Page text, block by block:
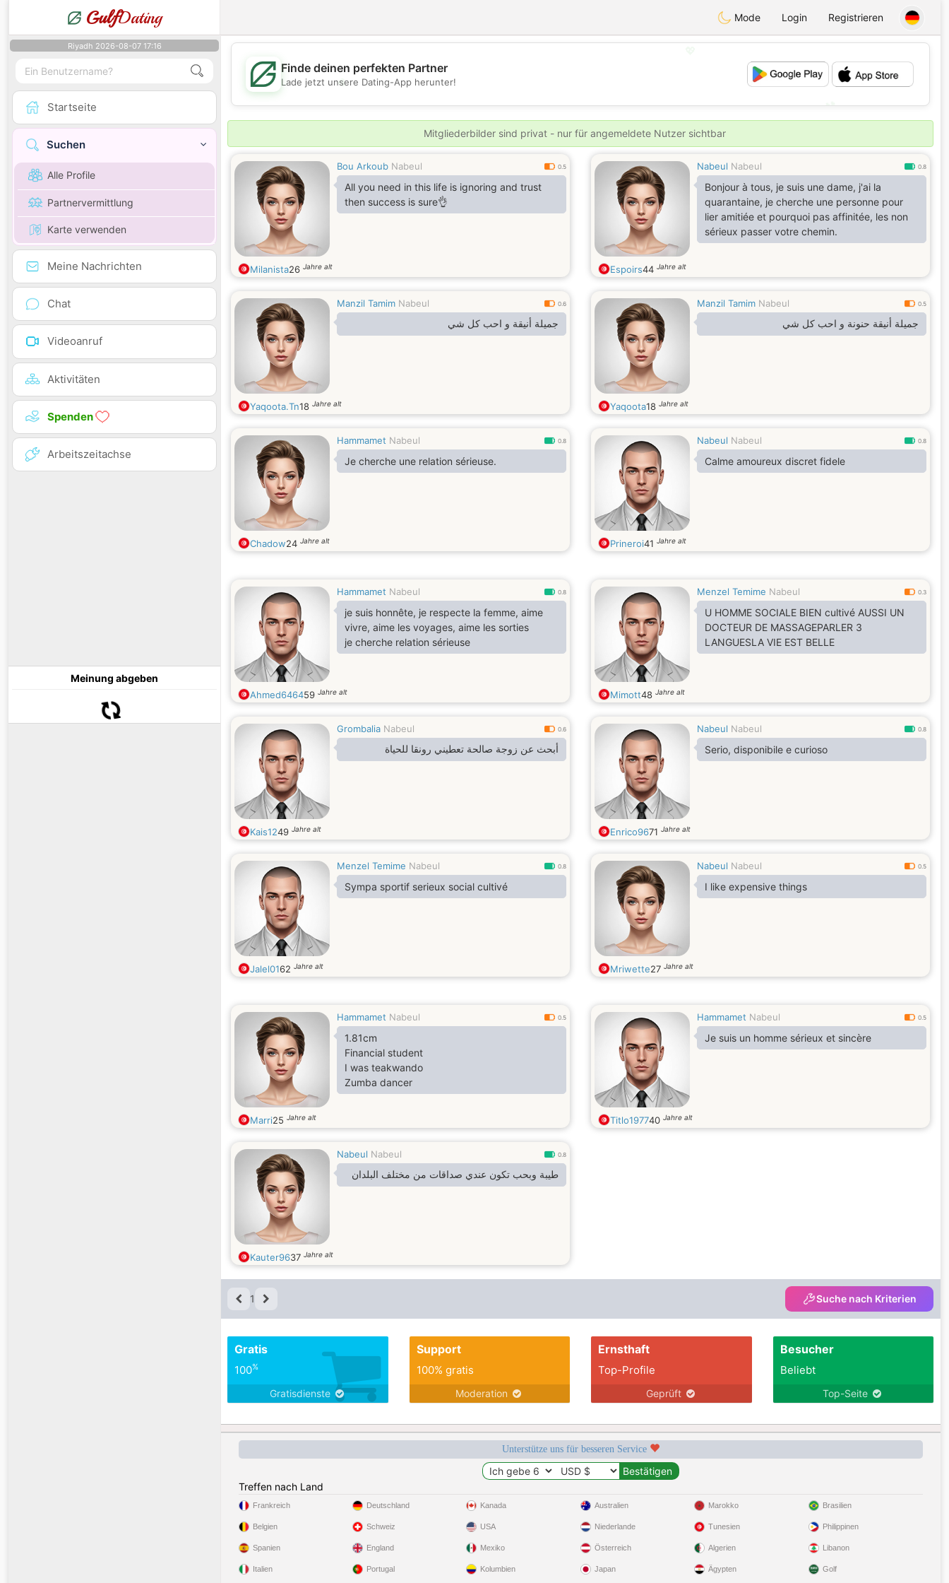
GulfDating Mode Login Registrieren
Riyadh 2026-08-07 17:16
Startseite
Suchen
Alle Profile
Partnervermittlung
Karte verwenden
Meine Nachrichten
Chat
Videoanruf
Aktivitäten
Spenden
Arbeitszeitachse
Meinung abgeben
💕
Finde deinen perfekten Partner
Lade jetzt unsere Dating-App herunter!
Mitgliederbilder sind privat - nur für angemeldete Nutzer sichtbar
Bou Arkoub Nabeul 0.5
All you need in this life is ignoring and trust
then success is sure👌
Milanista26 Jahre alt
Nabeul Nabeul 0.8
Bonjour à tous, je suis une dame, j'ai la
quarantaine, je cherche une personne pour
lier amitiée et pourquoi pas affinitée, les non
sérieux passer votre chemin.
Espoirs44 Jahre alt
Manzil Tamim Nabeul 0.6
جميلة أنيقة و احب كل شي
Yaqoota.Tn18 Jahre alt
Manzil Tamim Nabeul 0.5
جميلة أنيقة حنونة و احب كل شي
Yaqoota18 Jahre alt
Hammamet Nabeul 0.8
Je cherche une relation sérieuse.
Chadow24 Jahre alt
Nabeul Nabeul 0.8
Calme amoureux discret fidele
Prineroi41 Jahre alt
Hammamet Nabeul 0.8
je suis honnête, je respecte la femme, aime
vivre, aime les voyages, aime les sorties
je cherche relation sérieuse
Ahmed646459 Jahre alt
Menzel Temime Nabeul 0.3
U HOMME SOCIALE BIEN cultivé AUSSI UN
DOCTEUR DE MASSAGEPARLER 3
LANGUESLA VIE EST BELLE
Mimott48 Jahre alt
Grombalia Nabeul 0.6
أبحث عن زوجة صالحة تعطيني رونقا للحياة
Kais1249 Jahre alt
Nabeul Nabeul 0.8
Serio, disponibile e curioso
Enrico9671 Jahre alt
Menzel Temime Nabeul 0.8
Sympa sportif serieux social cultivé
Jalel0162 Jahre alt
Nabeul Nabeul 0.5
I like expensive things
Mriwette27 Jahre alt
Hammamet Nabeul 0.5
1.81cm
Financial student
I was teakwando
Zumba dancer
Marri25 Jahre alt
Hammamet Nabeul 0.5
Je suis un homme sérieux et sincère
Titlo197740 Jahre alt
Nabeul Nabeul 0.8
طيبة وبحب تكون عندي صداقات من مختلف البلدان
Kauter9637 Jahre alt
1 Suche nach Kriterien
Gratis
100%
Gratisdienste
Support
100% gratis
Moderation
Ernsthaft
Top-Profile
Geprüft
Besucher
Beliebt
Top-Seite
Unterstütze uns für besseren Service
Treffen nach Land
Frankreich
Belgien
Spanien
Italien
Deutschland
Schweiz
England
Portugal
Kanada
USA
Mexiko
Kolumbien
Australien
Niederlande
Österreich
Japan
Marokko
Tunesien
Algerien
Ägypten
Brasilien
Philippinen
Libanon
Golf